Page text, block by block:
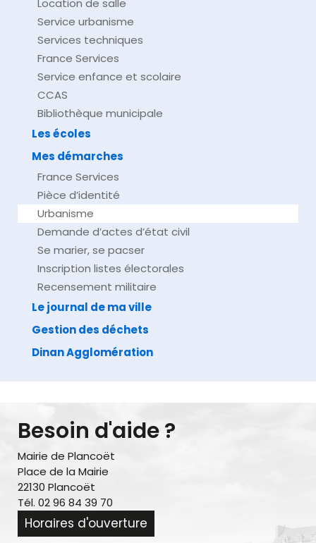
Location de salle
Service urbanisme
Services techniques
France Services
Service enfance et scolaire
CCAS
Bibliothèque municipale
Les écoles
Mes démarches
France Services
Pièce d’identité
Urbanisme
Demande d’actes d’état civil
Se marier, se pacser
Inscription listes électorales
Recensement militaire
Le journal de ma ville
Gestion des déchets
Dinan Agglomération
Besoin d'aide ?
Mairie de Plancoët
Place de la Mairie
22130 Plancoët
Tél. 02 96 84 39 70
Horaires d'ouverture